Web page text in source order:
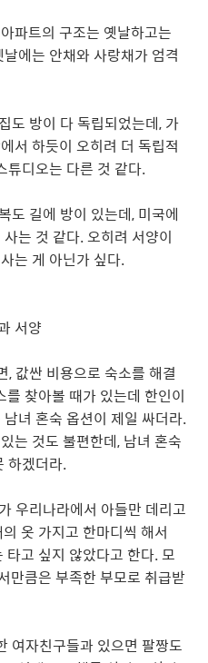
파트의 구조는 옛날하고는
에는 안채와 사랑채가 엄격
도 방이 다 독립되었는데, 가
서 하듯이 오히려 더 독립적
튜디오는 다른 것 같다.
도 길에 방이 있는데, 미국에
는 것 같다. 오히려 서양이
는 게 아닌가 싶다.
서양
값싼 비용으로 숙소를 해결
찾아볼 때가 있는데 한인이
녀 혼숙 옵션이 제일 싸더라.
는 것도 불편한데, 남녀 혼숙
하겠더라.
우리나라에서 아들만 데리고
옷 가지고 한마디씩 해서
고 싶지 않았다고 한다. 모
만큼은 부족한 부모로 취급받
여자친구들과 있으면 팔짱도